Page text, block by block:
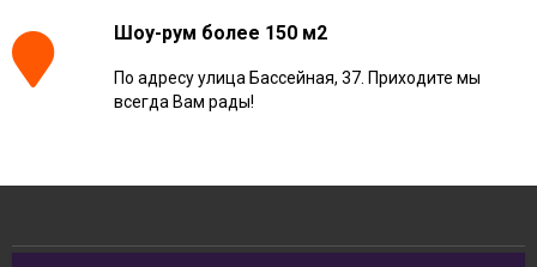
Шоу-рум более 150 м2
По адресу улица Бассейная, 37. Приходите мы
всегда Вам рады!